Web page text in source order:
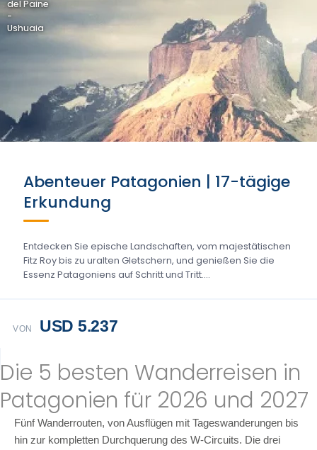
del Paine
-
Ushuaia
Abenteuer Patagonien | 17-tägige
Erkundung
Entdecken Sie epische Landschaften, vom majestätischen
Fitz Roy bis zu uralten Gletschern, und genießen Sie die
Essenz Patagoniens auf Schritt und Tritt....
VON USD 5.237
Die 5 besten Wanderreisen in
Patagonien für 2026 und 2027
Fünf Wanderrouten, von Ausflügen mit Tageswanderungen bis
hin zur kompletten Durchquerung des W-Circuits. Die drei